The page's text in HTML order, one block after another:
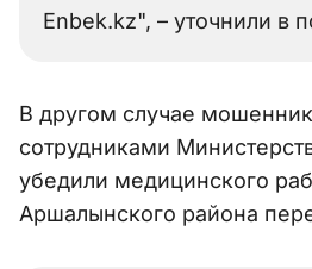
Enbek.kz", – уточнили в
В другом случае
сотрудниками
убедили медицинского
Аршалынского района